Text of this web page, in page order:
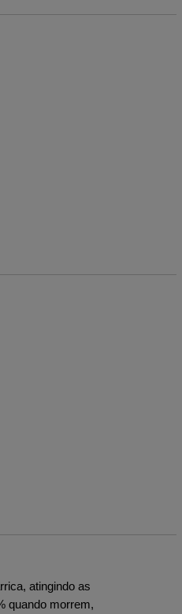
atingindo as
quando morrem,